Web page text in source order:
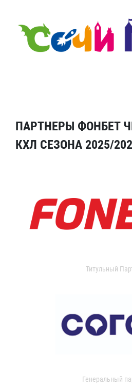
ПАРТНЕРЫ ФОНБЕТ
КХЛ СЕЗОНА 2025/
Титульный
Генеральный